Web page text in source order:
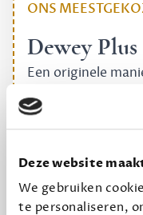
Deze website
We gebruiken
te personaliseren,
ONS
Dewey Plus
Een originele
halen.
12,50 per